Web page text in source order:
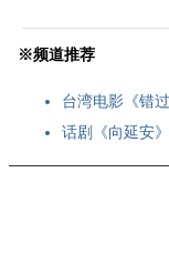
※频道推荐
台湾电影《错
话剧《向延安